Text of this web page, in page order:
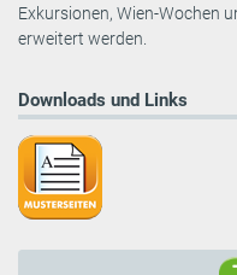
Exkursionen, Wien-Wochen
erweitert werden.
Downloads und Links